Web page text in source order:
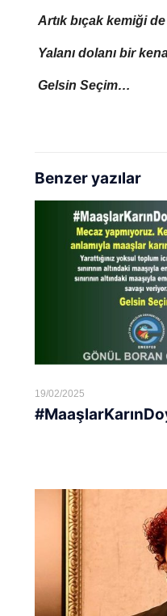
Artık bıçak kemiği
Yalanı dolanı bir
Gelsin Seçim…
Benzer yazılar
19/02/2025